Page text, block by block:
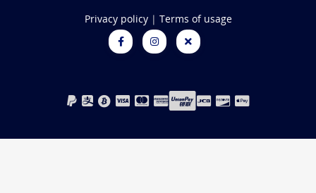
Privacy policy| Terms of usage